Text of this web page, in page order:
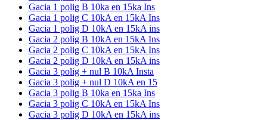
Gacia 1 polig B 10ka en 15ka Ins
Gacia 1 polig C 10kA en 15kA Ins
Gacia 1 polig D 10kA en 15kA ins
Gacia 2 polig B 10kA en 15kA Ins
Gacia 2 polig C 10kA en 15kA Ins
Gacia 2 polig D 10kA en 15kA ins
Gacia 3 polig + nul B 10kA Insta
Gacia 3 polig + nul D 10kA en 15
Gacia 3 polig B 10ka en 15ka Ins
Gacia 3 polig C 10kA en 15kA Ins
Gacia 3 polig D 10kA en 15kA ins